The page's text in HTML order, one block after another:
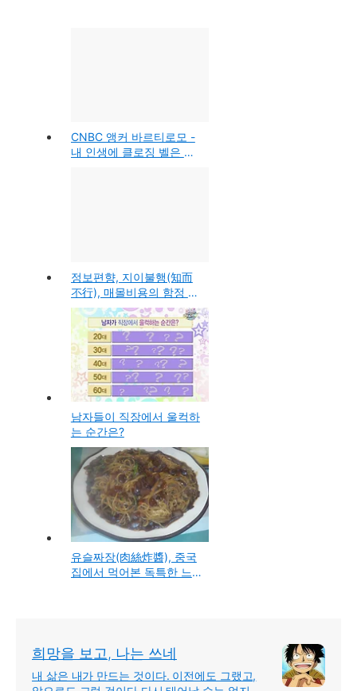
CNBC 앵커 바르티로모 -
내 인생에 클로징 벨은 없
정보편향, 지이불행(知而
不行), 매몰비용의 함정 -
의사결정의 함정을 돌파하
라
남자들이 직장에서 울컥하
는 순간은?
유슬짜장(肉絲炸醬), 중국
집에서 먹어본 독특한 느
희망을 보고, 나는 쓰네
내 삶은 내가 만드는 것이다. 이전에도 그랬고,